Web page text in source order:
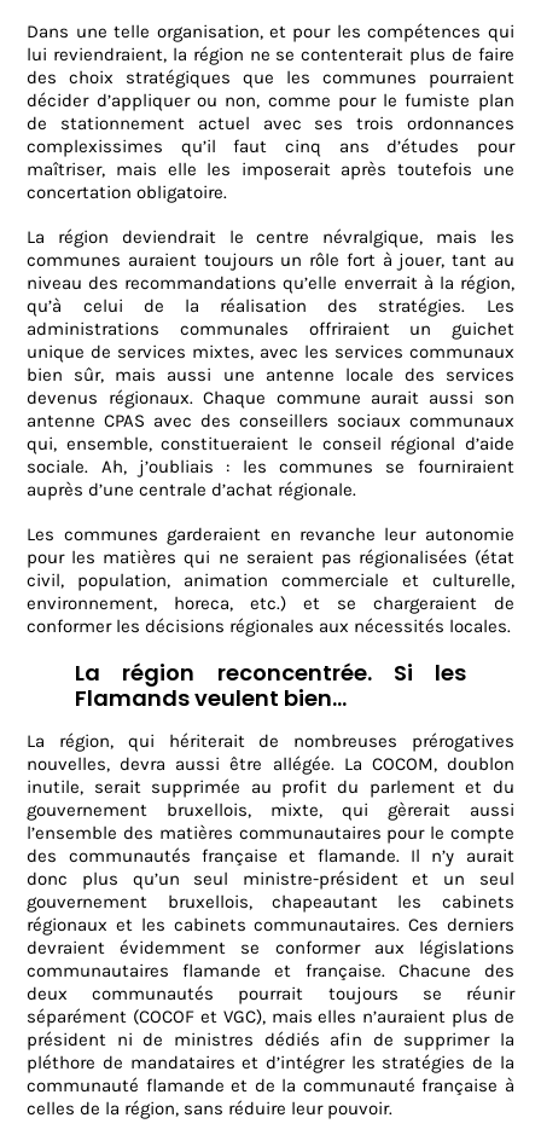
Dans une telle organisation, et pour les compétences qui
lui reviendraient, la région ne se contenterait plus de faire
des choix stratégiques que les communes pourraient
décider d’appliquer ou non, comme pour le fumiste plan
de stationnement actuel avec ses trois ordonnances
complexissimes qu’il faut cinq ans d’études pour
maîtriser, mais elle les imposerait après toutefois une
concertation obligatoire.
La région deviendrait le centre névralgique, mais les
communes auraient toujours un rôle fort à jouer, tant au
niveau des recommandations qu’elle enverrait à la région,
qu’à celui de la réalisation des stratégies. Les
administrations communales offriraient un guichet
unique de services mixtes, avec les services communaux
bien sûr, mais aussi une antenne locale des services
devenus régionaux. Chaque commune aurait aussi son
antenne CPAS avec des conseillers sociaux communaux
qui, ensemble, constitueraient le conseil régional d’aide
sociale. Ah, j’oubliais : les communes se fourniraient
auprès d’une centrale d’achat régionale.
Les communes garderaient en revanche leur autonomie
pour les matières qui ne seraient pas régionalisées (état
civil, population, animation commerciale et culturelle,
environnement, horeca, etc.) et se chargeraient de
conformer les décisions régionales aux nécessités locales.
La région reconcentrée. Si les
Flamands veulent bien…
La région, qui hériterait de nombreuses prérogatives
nouvelles, devra aussi être allégée. La COCOM, doublon
inutile, serait supprimée au profit du parlement et du
gouvernement bruxellois, mixte, qui gèrerait aussi
l’ensemble des matières communautaires pour le compte
des communautés française et flamande. Il n’y aurait
donc plus qu’un seul ministre-président et un seul
gouvernement bruxellois, chapeautant les cabinets
régionaux et les cabinets communautaires. Ces derniers
devraient évidemment se conformer aux législations
communautaires flamande et française. Chacune des
deux communautés pourrait toujours se réunir
séparément (COCOF et VGC), mais elles n’auraient plus de
président ni de ministres dédiés afin de supprimer la
pléthore de mandataires et d’intégrer les stratégies de la
communauté flamande et de la communauté française à
celles de la région, sans réduire leur pouvoir.